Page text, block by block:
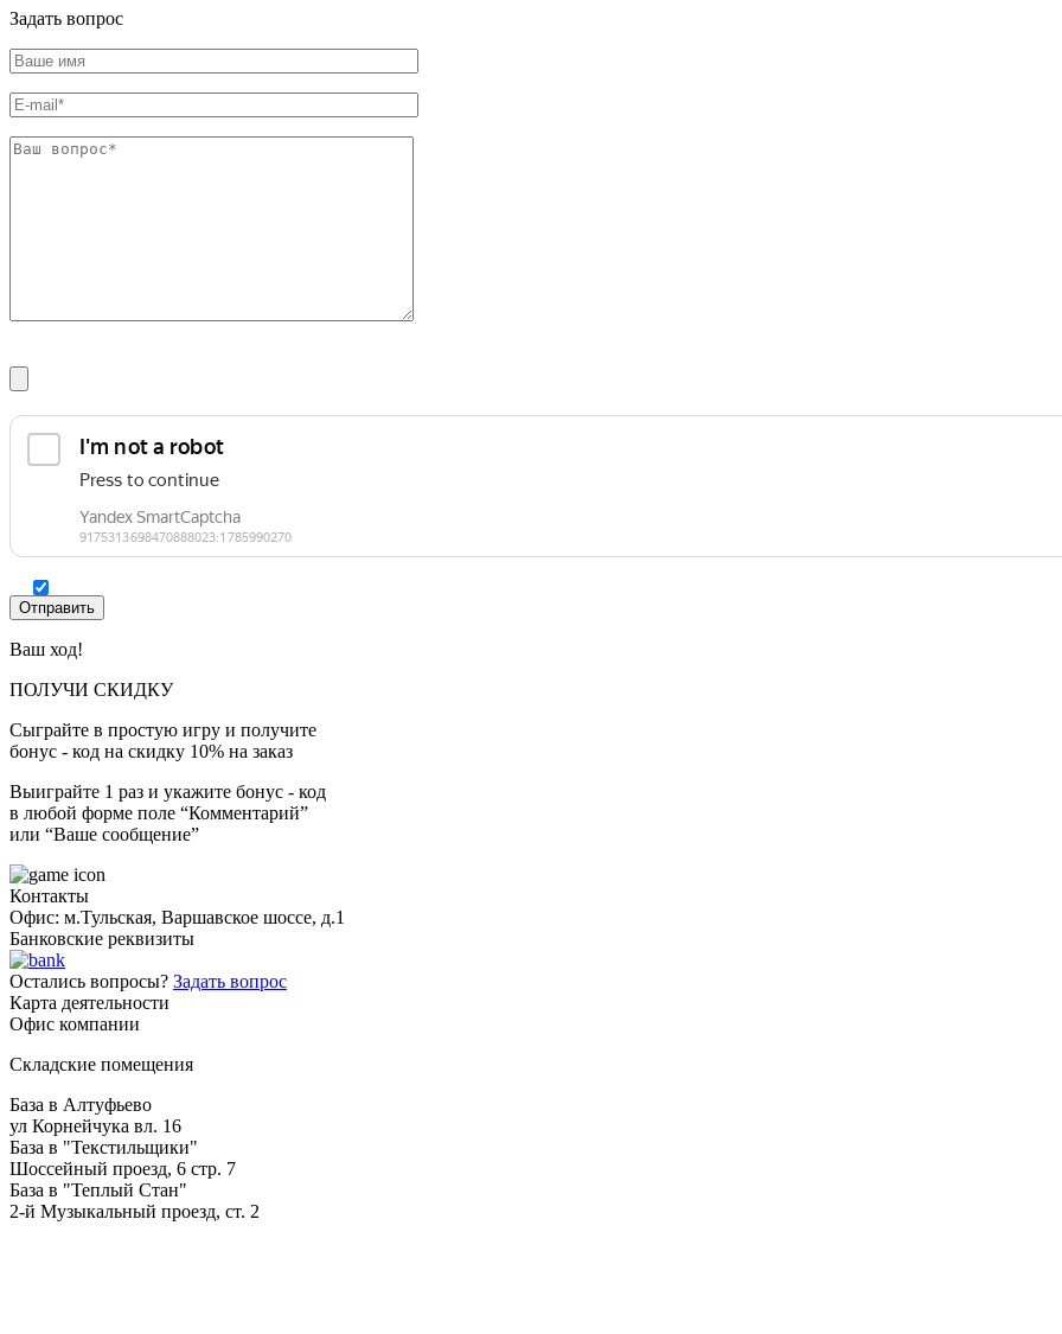
Фитинги
Задать вопрос
Ваш ход!
ПОЛУЧИ СКИДКУ
Сыграйте в простую игру и получите
бонус - код на скидку 10% на заказ
Выиграйте 1 раз и укажите бонус - код
в любой форме поле “Комментарий”
или “Ваше сообщение”
Контакты
Офис: м.Тульская, Варшавское шоссе, д.1
Банковские реквизиты
Остались вопросы? Задать вопрос
Карта деятельности
Офис компании
Складские помещения
База в Алтуфьево
ул Корнейчука вл. 16
База в "Текстильщики"
Шоссейный проезд, 6 стр. 7
База в "Теплый Стан"
2-й Музыкальный проезд, ст. 2